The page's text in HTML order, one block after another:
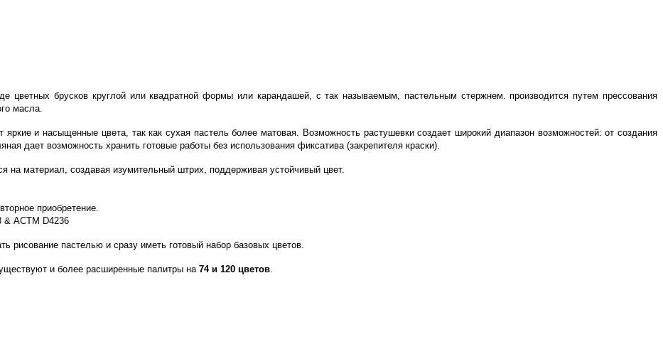
цветных брусков круглой или квадратной формы или карандашей, с так называемым, пастельным стержнем. производится путем прессования
масла.
и насыщенные цвета, так как сухая пастель более матовая. Возможность растушевки создает широкий диапазон возможностей: от создания
дает возможность хранить готовые работы без использования фиксатива (закрепителя краски).
на материал, создавая изумительный штрих, поддерживая устойчивый цвет.
приобретение.
& АСТМ D4236
рисование пастелью и сразу иметь готовый набор базовых цветов.
и более расширенные палитры на 74 и 120 цветов